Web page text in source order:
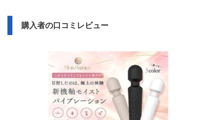
購入者の口コミレビュー